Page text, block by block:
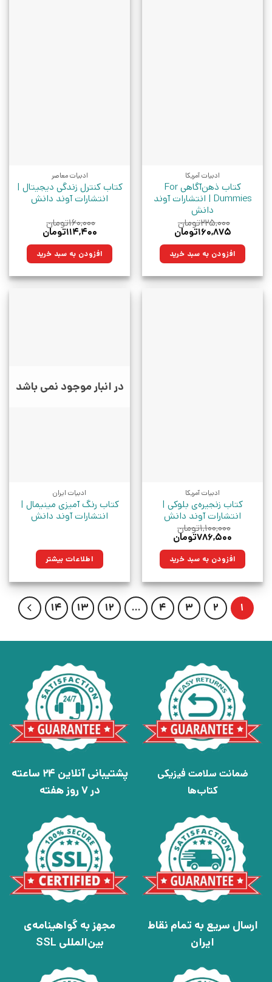
ادبیات آمریکا
کتاب ذهن‌آگاهی For
Dummies | انتشارات آوند
دانش
۲۲۵,۰۰۰تومان
قیمت
۲۲۵,۰۰۰تومان
بود.
۱۶۰,۸۷۵تومان
۱۶۰,۸۷۵تومان.افزودن به سبد خرید
ادبیات معاصر
کتاب کنترل زندگی دیجیتال |
انتشارات آوند دانش
۱۶۰,۰۰۰تومان
قیمت
۱۶۰,۰۰۰تومان
بود.
۱۱۴,۴۰۰تومان
۱۱۴,۴۰۰تومان.افزودن به سبد خرید
ادبیات آمریکا
کتاب زنجیره‌ی بلوکی |
انتشارات آوند دانش
۱,۱۰۰,۰۰۰تومان
قیمت
۱,۱۰۰,۰۰۰تومان
بود.
۷۸۶,۵۰۰تومان
۷۸۶,۵۰۰تومان.افزودن به سبد خرید
در انبار موجود نمی باشد
ادبیات ایران
کتاب رنگ آمیزی مینیمال |
انتشارات آوند دانش
اطلاعات بیشتر
1
2
3
4
…
12
13
14
ضمانت سلامت فیزیکی
کتاب‌ها
پشتیبانی آنلاین 24 ساعته
در 7 روز هفته
ارسال سریع به تمام نقاط
ایران
مجهز به گواهینامه‌ی
بین‌المللی SSL